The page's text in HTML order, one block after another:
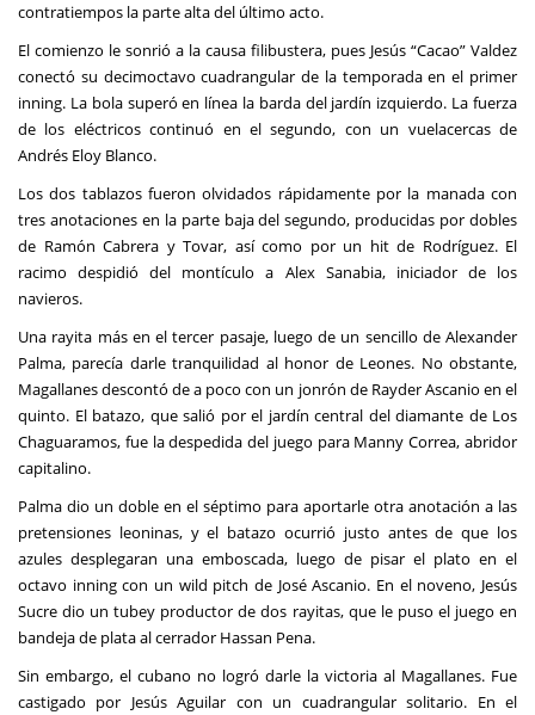
contratiempos la parte alta del último acto.
El comienzo le sonrió a la causa filibustera, pues Jesús “Cacao” Valdez
conectó su decimoctavo cuadrangular de la temporada en el primer
inning. La bola superó en línea la barda del jardín izquierdo. La fuerza
de los eléctricos continuó en el segundo, con un vuelacercas de
Andrés Eloy Blanco.
Los dos tablazos fueron olvidados rápidamente por la manada con
tres anotaciones en la parte baja del segundo, producidas por dobles
de Ramón Cabrera y Tovar, así como por un hit de Rodríguez. El
racimo despidió del montículo a Alex Sanabia, iniciador de los
navieros.
Una rayita más en el tercer pasaje, luego de un sencillo de Alexander
Palma, parecía darle tranquilidad al honor de Leones. No obstante,
Magallanes descontó de a poco con un jonrón de Rayder Ascanio en el
quinto. El batazo, que salió por el jardín central del diamante de Los
Chaguaramos, fue la despedida del juego para Manny Correa, abridor
capitalino.
Palma dio un doble en el séptimo para aportarle otra anotación a las
pretensiones leoninas, y el batazo ocurrió justo antes de que los
azules desplegaran una emboscada, luego de pisar el plato en el
octavo inning con un wild pitch de José Ascanio. En el noveno, Jesús
Sucre dio un tubey productor de dos rayitas, que le puso el juego en
bandeja de plata al cerrador Hassan Pena.
Sin embargo, el cubano no logró darle la victoria al Magallanes. Fue
castigado por Jesús Aguilar con un cuadrangular solitario. En el